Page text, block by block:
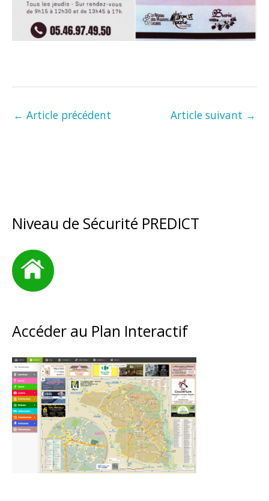
← Article précédent Article suivant →
Niveau de Sécurité PREDICT
Accéder au Plan Interactif